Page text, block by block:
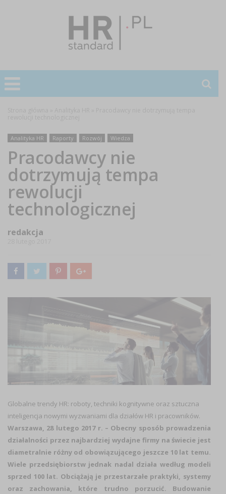
Analityka HR Raporty Rozwój Wiedza
Pracodawcy nie
dotrzymują tempa
rewolucji
technologicznej
redakcja
Globalne trendy HR: roboty, techniki kognitywne oraz sztuczna
inteligencja nowymi wyzwaniami dla działów HR i pracowników.
Warszawa, 28 lutego 2017 r. – Obecny sposób prowadzenia
działalności przez najbardziej wydajne firmy na świecie jest
diametralnie różny od obowiązującego jeszcze 10 lat temu.
Wiele przedsiębiorstw jednak nadal działa według modeli
sprzed 100 lat. Obciążają je przestarzałe praktyki, systemy
oraz zachowania, które trudno porzucić. Budowanie